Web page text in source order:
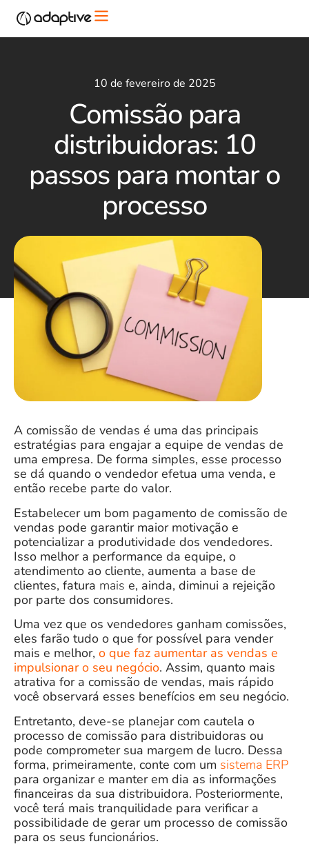
10 de fevereiro de 2025
Comissão para
distribuidoras: 10
passos para montar o
processo
A comissão de vendas é uma das principais
estratégias para engajar a equipe de vendas de
uma empresa. De forma simples, esse processo
se dá quando o vendedor efetua uma venda, e
então recebe parte do valor.
Estabelecer um bom pagamento de comissão de
vendas pode garantir maior motivação e
potencializar a produtividade dos vendedores.
Isso melhor a performance da equipe, o
atendimento ao cliente, aumenta a base de
clientes, fatura mais e, ainda, diminui a rejeição
por parte dos consumidores.
Uma vez que os vendedores ganham comissões,
eles farão tudo o que for possível para vender
mais e melhor, o que faz aumentar as vendas e
impulsionar o seu negócio. Assim, quanto mais
atrativa for a comissão de vendas, mais rápido
você observará esses benefícios em seu negócio.
Entretanto, deve-se planejar com cautela o
processo de comissão para distribuidoras ou
pode comprometer sua margem de lucro. Dessa
forma, primeiramente, conte com um sistema ERP
para organizar e manter em dia as informações
financeiras da sua distribuidora. Posteriormente,
você terá mais tranquilidade para verificar a
possibilidade de gerar um processo de comissão
para os seus funcionários.